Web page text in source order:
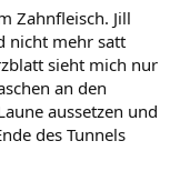
Zahnfleisch. Jill
nicht mehr satt
sieht mich nur
an den
aussetzen und
des Tunnels